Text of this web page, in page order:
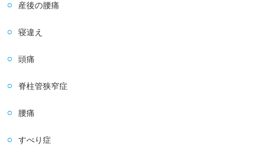
産後の腰痛
寝違え
頭痛
脊柱管狭窄症
腰痛
すべり症